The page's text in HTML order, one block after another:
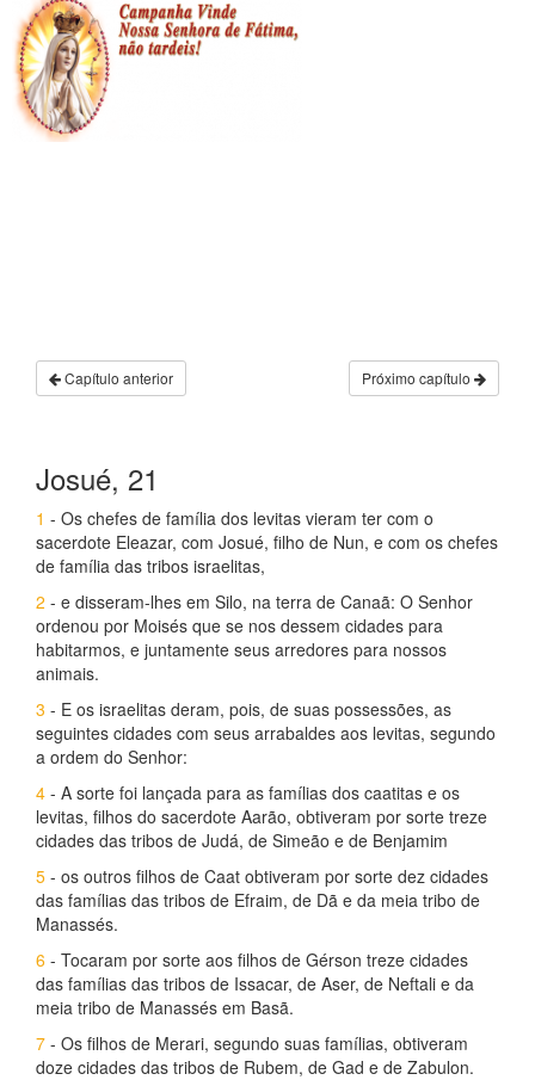
Capítulo anterior Próximo capítulo
Josué, 21
1 - Os chefes de família dos levitas vieram ter com o
sacerdote Eleazar, com Josué, filho de Nun, e com os chefes
de família das tribos israelitas,
2 - e disseram-lhes em Silo, na terra de Canaã: O Senhor
ordenou por Moisés que se nos dessem cidades para
habitarmos, e juntamente seus arredores para nossos
animais.
3 - E os israelitas deram, pois, de suas possessões, as
seguintes cidades com seus arrabaldes aos levitas, segundo
a ordem do Senhor:
4 - A sorte foi lançada para as famílias dos caatitas e os
levitas, filhos do sacerdote Aarão, obtiveram por sorte treze
cidades das tribos de Judá, de Simeão e de Benjamim
5 - os outros filhos de Caat obtiveram por sorte dez cidades
das famílias das tribos de Efraim, de Dã e da meia tribo de
Manassés.
6 - Tocaram por sorte aos filhos de Gérson treze cidades
das famílias das tribos de Issacar, de Aser, de Neftali e da
meia tribo de Manassés em Basã.
7 - Os filhos de Merari, segundo suas famílias, obtiveram
doze cidades das tribos de Rubem, de Gad e de Zabulon.